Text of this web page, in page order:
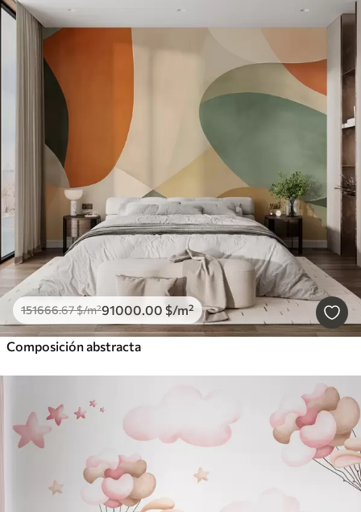
151666.67$/m²91000.00 $/m²
Composición abstracta